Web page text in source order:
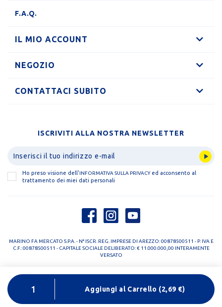
Aggiungi al Carrello (2,69 €)
F.A.Q.
IL MIO ACCOUNT
NEGOZIO
CONTATTACI SUBITO
ISCRIVITI ALLA NOSTRA NEWSLETTER
Ho preso visione dell'INFORMATIVA SULLA PRIVACYed acconsento al
trattamento dei miei dati personali
MARINO FA MERCATO S.P.A. - N° ISCR. REG. IMPRESE DI AREZZO: 00878500511 - P. IVA E
C.F.: 00878500511 - CAPITALE SOCIALE DELIBERATO: € 11.000.000,00 INTERAMENTE
VERSATO
PRIVACY POLICY
COOKIE POLICY